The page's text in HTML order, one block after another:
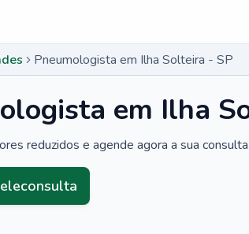
Pneumologista em Ilha Solteira - SP
em Ilha
reduzidos e agende agora a sua consulta.